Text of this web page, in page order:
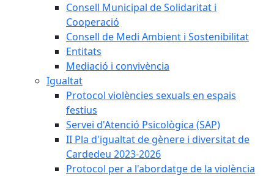
Consell Municipal de Solidaritat i
Cooperació
Consell de Medi Ambient i Sostenibilitat
Entitats
Mediació i convivència
Igualtat
Protocol violències sexuals en espais
festius
Servei d'Atenció Psicològica (SAP)
II Pla d'igualtat de gènere i diversitat de
Cardedeu 2023-2026
Protocol per a l'abordatge de la violència